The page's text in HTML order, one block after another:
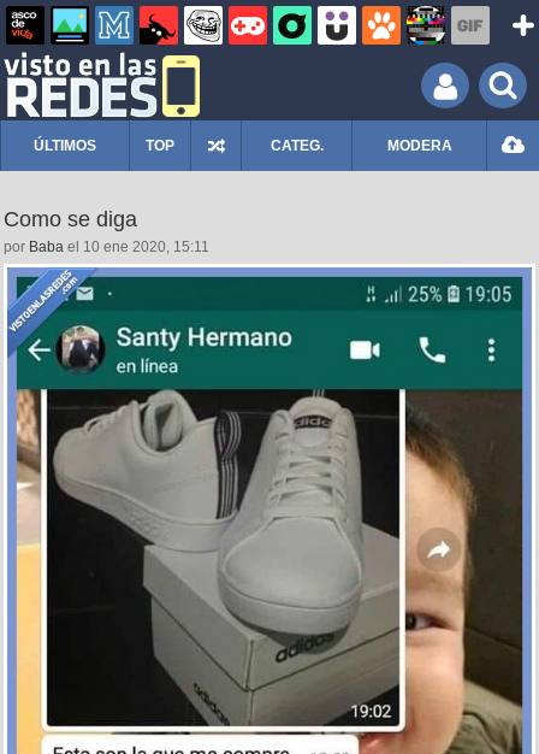
ÚLTIMOS TOP CATEG. MODERA
Como se diga
por Baba el 10 ene 2020, 15:11